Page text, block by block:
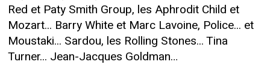
Red et Paty Smith Group, les Aphrodit Child et
Mozart... Barry White et Marc Lavoine, Police... et
Moustaki... Sardou, les Rolling Stones... Tina
Turner... Jean-Jacques Goldman…